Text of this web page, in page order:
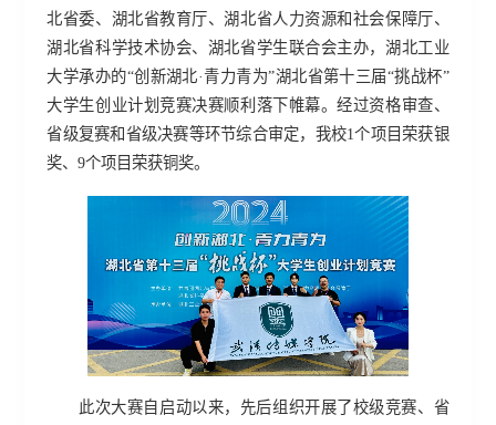
北省委、湖北省教育厅、湖北省人力资源和社会保障厅、
湖北省科学技术协会、湖北省学生联合会主办，湖北工业
大学承办的“创新湖北·青力青为”湖北省第十三届“挑战杯”
大学生创业计划竞赛决赛顺利落下帷幕。经过资格审查、
省级复赛和省级决赛等环节综合审定，我校1个项目荣获银
奖、9个项目荣获铜奖。
此次大赛自启动以来，先后组织开展了校级竞赛、省